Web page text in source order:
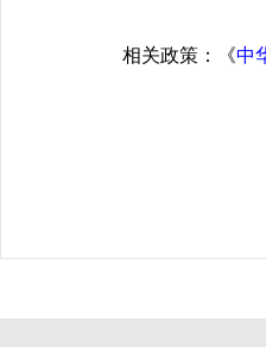
相关政策：《中